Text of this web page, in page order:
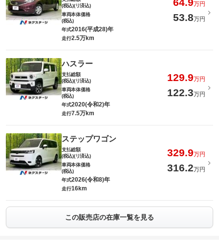
(税込)(リ済込)
万円
車両本体価格
(税込)
53.8万円
年式2016(平成28)年
走行2.5万km
ハスラー
支払総額
(税込)(リ済込)
129.9万円
車両本体価格
(税込)
122.3万円
年式2020(令和2)年
走行7.5万km
ステップワゴン
支払総額
(税込)(リ済込)
329.9万円
車両本体価格
(税込)
316.2万円
年式2026(令和8)年
走行16km
この販売店の在庫一覧を見る